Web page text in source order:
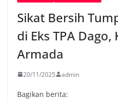
Sikat Bersih
di Eks TPA
Armada
20/11/2025 admin
Bagikan berita: